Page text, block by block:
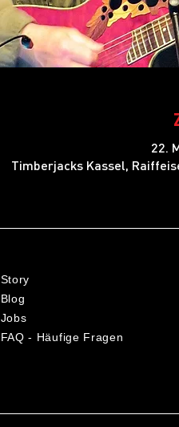
22.
Timberjacks Kassel,
Story
Blog
Jobs
FAQ - Häufige Fragen